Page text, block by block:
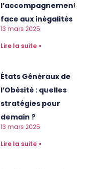
l’accompagnement
face aux inégalités
13 mars 2025
Lire la suite »
États Généraux de
l’Obésité : quelles
stratégies pour
demain ?
13 mars 2025
Lire la suite »